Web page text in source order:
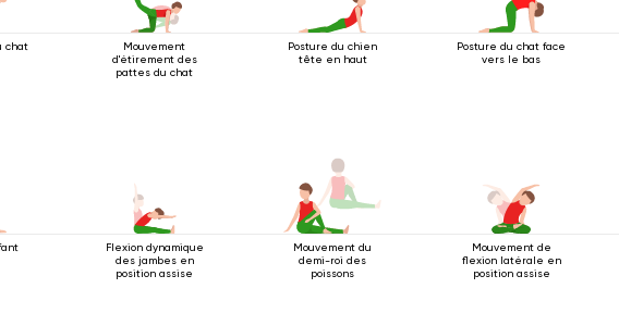
chat
Mouvement
d'étirement des
pattes du chat
Posture du chien
tête en haut
Posture du chat face
vers le bas
Flexion dynamique
des jambes en
position assise
Mouvement du
demi-roi des
poissons
Mouvement de
flexion latérale en
position assise